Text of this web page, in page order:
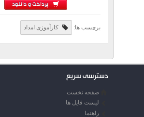
پرداخت و دانلود
برچسب ها: کارآموزی امداد
دسترسی سریع
صفحه نخست
لیست فایل ها
راهنما